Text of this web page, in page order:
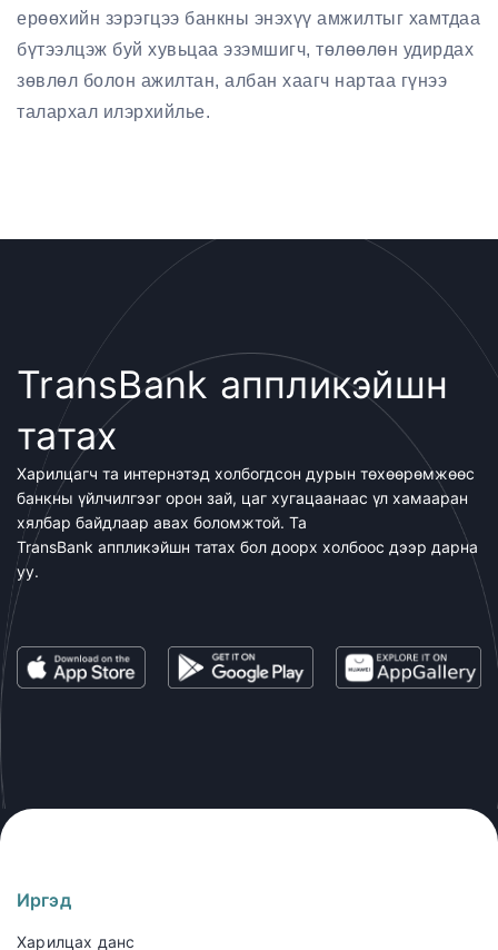
ерөөхийн зэрэгцээ банкны энэхүү амжилтыг хамтдаа
бүтээлцэж буй хувьцаа эзэмшигч, төлөөлөн удирдах
зөвлөл болон ажилтан, албан хаагч нартаа гүнээ
талархал илэрхийлье.
TransBank аппликэйшн
татах
Харилцагч та интернэтэд холбогдсон дурын төхөөрөмжөөс
банкны үйлчилгээг орон зай, цаг хугацаанаас үл хамааран
хялбар байдлаар авах боломжтой. Та
TransBank аппликэйшн татах бол доорх холбоос дээр дарна
уу.
Иргэд
Харилцах данс